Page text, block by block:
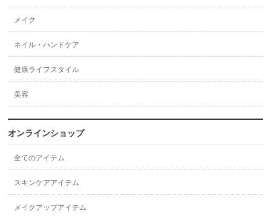
メイク
ネイル・ハンドケア
健康ライフスタイル
美容
オンラインショップ
全てのアイテム
スキンケアアイテム
メイクアップアイテム